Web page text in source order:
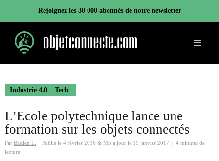
contenu
Rejoignez les 30 000 abonnés de notre newsletter
Menu
Industrie 4.0 Tech
L’Ecole polytechnique lance une
formation sur les objets connectés
Par Bastien L. Publié le 4 février 2016 & Mis à jour le 19 janvier 2017
4 minutes de
lecture